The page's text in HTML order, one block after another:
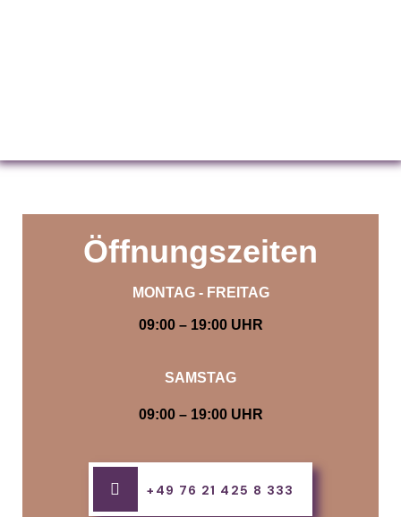
Öffnungszeiten
MONTAG - FREITAG
09:00 – 19:00 UHR
SAMSTAG
09:00 – 19:00 UHR
+49 76 21 425 8 333